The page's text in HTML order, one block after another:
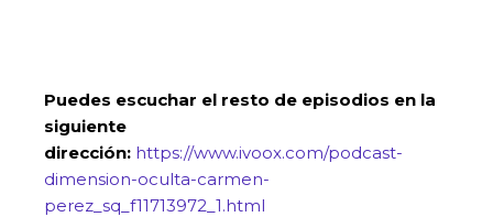
Puedes escuchar el resto de episodios en la
siguiente
dirección: https://www.ivoox.com/podcast-
dimension-oculta-carmen-
perez_sq_f11713972_1.html